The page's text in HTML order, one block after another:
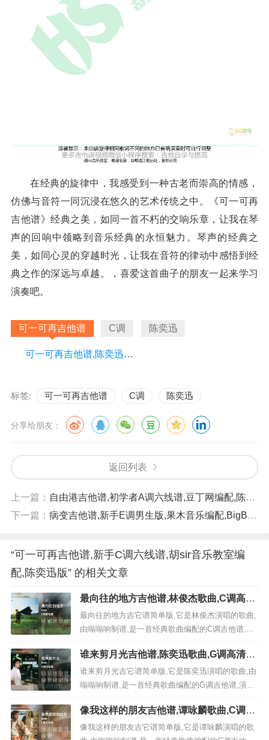
在经典的旋律中，我感受到一种古老而崇高的情感，
仿佛与音符一同沉浸在悠久的艺术传统之中。《可一可再
吉他谱》经典之美，如同一首不朽的交响乐章，让我在琴
声的回响中领略到音乐经典的永恒魅力。琴声的经典之
美，如同心灵的穿越时光，让我在音符的律动中感悟到经
典之作的深远与卓越。，喜爱这首曲子的朋友一起来学习
演奏吧。
可一可再吉他谱 C调 陈奕迅
可一可再吉他谱,陈奕迅歌曲,C调指弹简谱,新手弹唱六线谱
标签: 可一可再吉他谱 C调 陈奕迅
分享给朋友：
返回列表
上一篇： 自由港吉他谱,初学者A调六线谱,豆丁网编配,陈晓东版
下一篇： 病变吉他谱,新手E调男生版,果木音乐编配,BigBang版
“可一可再吉他谱,新手C调六线谱,胡sir音乐教室编
配,陈奕迅版” 的相关文章
最向往的地方吉他谱,林俊杰歌曲,C调高清
图,5张六线原版简谱
最向往的地方吉它谱简单版,它是林俊杰演唱的歌曲,
由嗡嗡响制谱,是一首经典歌曲编配的C调吉他谱,演
唱时可夹第2品（Capo=2），演奏时间为3分47秒,
原调为D本谱采用C调，是非常好听的弹唱曲谱,下面
5张高清曲谱由极网吉它谱为大家更新分享,有喜欢吉
它的朋友欢迎收藏！ 《最...
谁来剪月光吉他谱,陈奕迅歌曲,G调高清图,
6张六线原版简谱
谁来剪月光吉它谱简单版,它是陈奕迅演唱的歌曲,由
嗡嗡响制谱,是一首经典歌曲编配的G调吉他谱,演唱
时可夹第1品（Capo=1），演奏时间为3分21秒,原
调为Ab本谱采用G调，是非常好听的弹唱曲谱,下面6
张高清曲谱由极网吉它谱为大家更新分享,有喜欢吉
像我这样的朋友吉他谱,谭咏麟歌曲,C调高
清图,4张六线原版简谱
像我这样的朋友吉它谱简单版,它是谭咏麟演唱的歌